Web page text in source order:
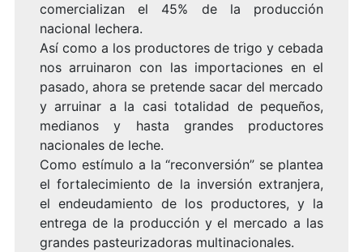
comercializan el 45% de la producción
nacional lechera.
Así como a los productores de trigo y cebada
nos arruinaron con las importaciones en el
pasado, ahora se pretende sacar del mercado
y arruinar a la casi totalidad de pequeños,
medianos y hasta grandes productores
nacionales de leche.
Como estímulo a la “reconversión” se plantea
el fortalecimiento de la inversión extranjera,
el endeudamiento de los productores, y la
entrega de la producción y el mercado a las
grandes pasteurizadoras multinacionales.